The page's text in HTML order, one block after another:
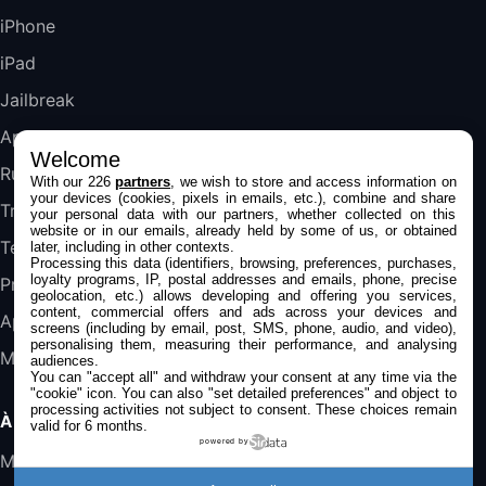
Jeu FIFA 20 sur PC (code à télécharger)
45,98€57,99€Rue Du Commerce (Vendeur Tiers)
iPhone
iPad
Jailbreak
Applications
Rumeurs
Trucs & astuces
Tests
Promos
Apple
Mac
À PROPOS
Mentions légales
Welcome
With our 226partners , we wish to store and access information on
your devices (cookies, pixels in emails, etc.), combine and share
your personal data with our partners, whether collected on this
website or in our emails, already held by some of us, or obtained
later, including in other contexts.
Processing this data (identifiers, browsing, preferences, purchases,
loyalty programs, IP, postal addresses and emails, phone, precise
geolocation, etc.) allows developing and offering you services,
content, commercial offers and ads across your devices and
screens (including by email, post, SMS, phone, audio, and video),
personalising them, measuring their performance, and analysing
audiences.
You can "accept all" and withdraw your consent at any time via the
"cookie" icon. You can also "set detailed preferences" and object to
processing activities not subject to consent. These choices remain
valid for 6 months.
powered by